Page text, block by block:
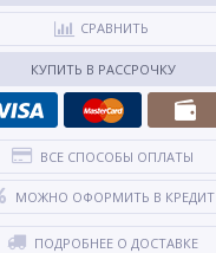
СРАВНИТЬ
КУПИТЬ В РАССРОЧКУ
ВСЕ СПОСОБЫ ОПЛАТЫ
МОЖНО ОФОРМИТЬ В КРЕДИТ
ПОДРОБНЕЕ О ДОСТАВКЕ